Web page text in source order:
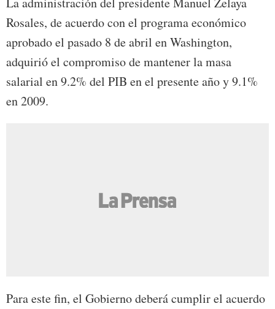
Rosales, de acuerdo con el programa económico
aprobado el pasado 8 de abril en Washington,
adquirió el compromiso de mantener la masa
salarial en 9.2% del PIB en el presente año y 9.1%
en 2009.
Para este fin, el Gobierno deberá cumplir el acuerdo